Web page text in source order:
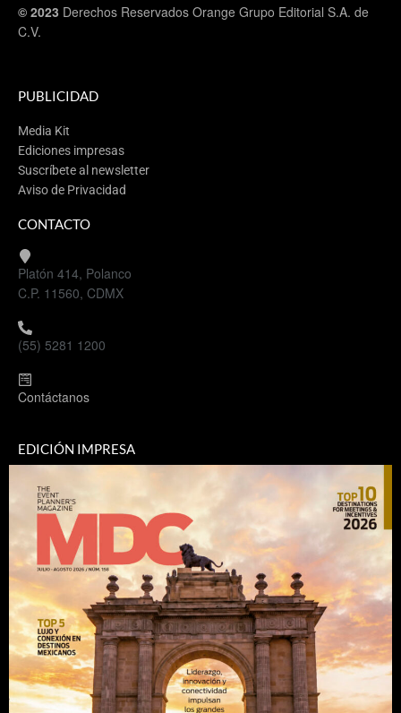
© 2023 Derechos Reservados Orange Grupo Editorial S.A. de
C.V.
PUBLICIDAD
Media Kit
Ediciones impresas
Suscríbete al newsletter
Aviso de Privacidad
CONTACTO
Platón 414, Polanco
C.P. 11560, CDMX
(55) 5281 1200
Contáctanos
EDICIÓN IMPRESA